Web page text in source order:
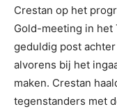
Crestan op het
Gold-meeting in het
geduldig post
alvorens bij het
maken. Crestan
tegenstanders met